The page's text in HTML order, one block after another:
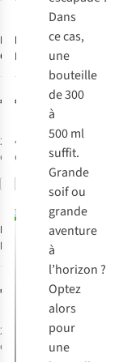
Kambukka
Gourde Lagoon
750Ml
42
€23,00
2
couleurs
disponibles
Comparer
DopperGourde
Dopper Steel
350Ml
54
€18,50
4
couleurs
disponibles
Comparer
Dopper
Gourde
Drink Bottle
Solid Steel
44
€24,95
2
couleurs
disponibles
Dans
ce cas,
une
bouteille
de 300
à
500 ml
suffit.
Grande
soif ou
grande
aventure
à
l’horizon ?
Optez
alors
pour
une